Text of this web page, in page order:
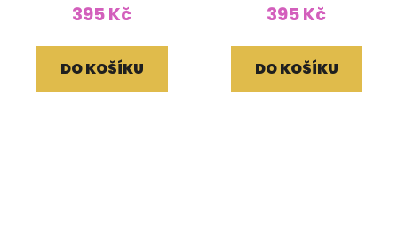
395 Kč
DO KOŠÍKU
395 Kč
DO KOŠÍKU